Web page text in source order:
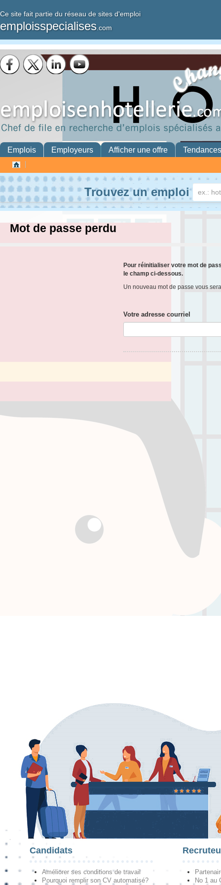
Ce site fait partie du réseau de sites d'emploi
emploisspecialises .com
Emplois Employeurs Afficher une offre Tendances
Trouvez un emploi
Mot de passe perdu
Pour réinitialiser votre mot de
le champ ci-dessous.
Un nouveau mot de passe vous
Votre adresse courriel
Candidats
Améliorer ses conditions de travail
Pourquoi remplir son CV automatisé?
No 1 au